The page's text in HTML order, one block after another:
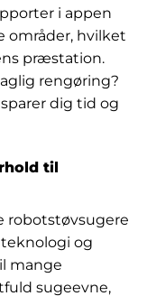
i appen
områder, hvilket
præstation.
rengøring?
dig tid og
til
robotstøvsugere
og
mange
sugeevne,